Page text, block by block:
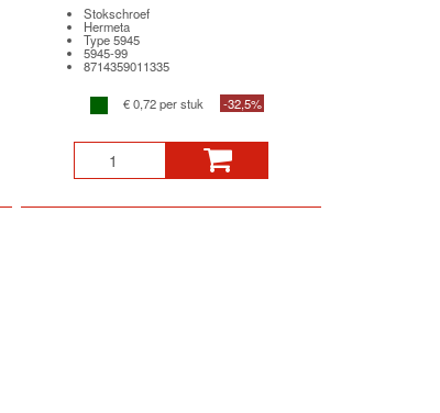
Stokschroef
Hermeta
Type 5945
5945-99
8714359011335
€ 0,72 per stuk -32,5%